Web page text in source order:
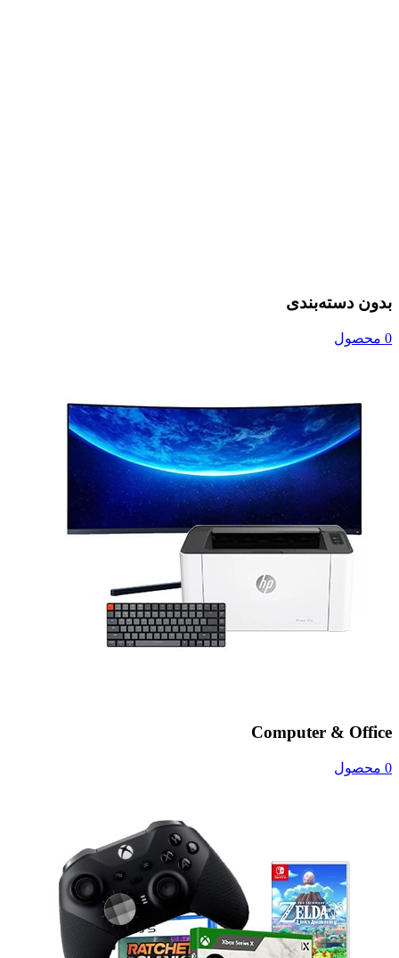
بدون دسته‌بندی
0 محصول
Computer & Office
0 محصول